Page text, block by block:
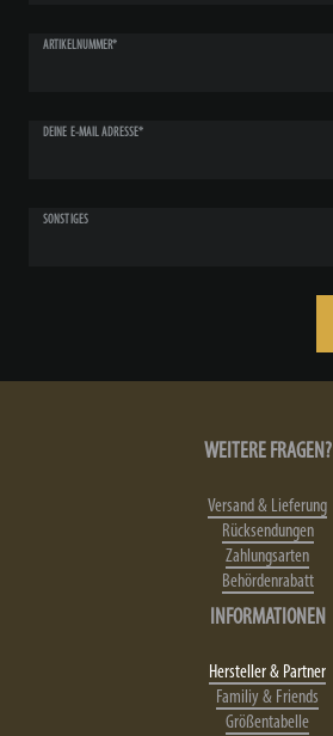
ARTIKELNUMMER*
DEINE E-MAIL ADRESSE*
SONSTIGES
WEITERE FRAGEN?
Versand & Lieferung
Rücksendungen
Zahlungsarten
Behördenrabatt
INFORMATIONEN
Hersteller & Partner
Familiy & Friends
Größentabelle